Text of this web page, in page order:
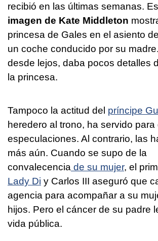
recibió en las últimas semanas.
imagen de Kate Middleton
princesa de Gales en el asiento
un coche conducido por su
desde lejos, daba pocos detalles
la princesa.
Tampoco la actitud del príncipe
heredero al trono, ha servido para
especulaciones. Al contrario, las
más aún. Cuando se supo de la
convalecencia de su mujer, el
Lady Di y Carlos III aseguró que
agencia para acompañar a su
hijos. Pero el cáncer de su padre
vida pública.